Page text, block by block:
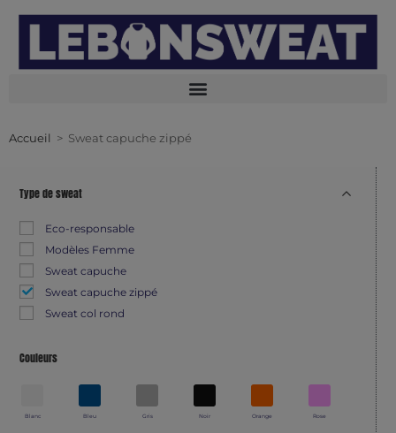
Accueil > Sweat capuche zippé
Type de sweat
Eco-responsable
Modèles Femme
Sweat capuche
Sweat capuche zippé
Sweat col rond
Couleurs
Blanc Bleu Gris Noir Orange Rose